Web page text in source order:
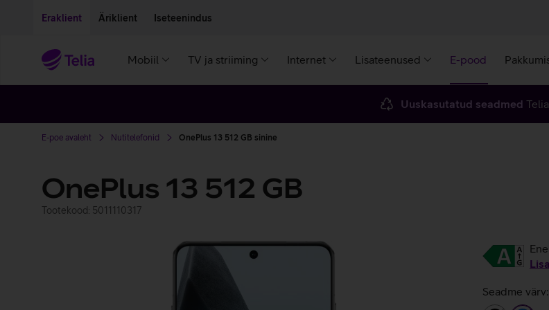
Eraklient Äriklient Iseteenindus
Mobiil TV ja striiming Internet Lisateenused E-pood
Uuskasutatud seadmed
E-poe avaleht Nutitelefonid OnePlus 13 512 GB sinine
OnePlus 13 512 GB
Tootekood: 5011110317
Seadme värv: